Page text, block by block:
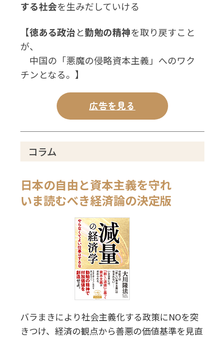
する社会を生みだしていける
【徳ある政治と勤勉の精神を取り戻すこと
が、
中国の「悪魔の侵略資本主義」へのワク
チンとなる。】
広告を見る
コラム
日本の自由と資本主義を守れ
いま読むべき経済論の決定版
バラまきにより社会主義化する政策にNOを突
きつけ、経済の観点から善悪の価値基準を見直